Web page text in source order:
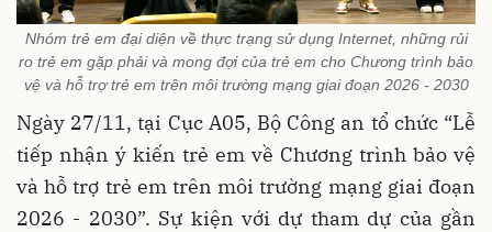
Nhóm trẻ em đại diện về thực trạng sử dụng Internet, những rủi
ro trẻ em gặp phải và mong đợi của trẻ em cho Chương trình bảo
vệ và hỗ trợ trẻ em trên môi trường mạng giai đoạn 2026 - 2030
Ngày 27/11, tại Cục A05, Bộ Công an tổ chức “Lễ
tiếp nhận ý kiến trẻ em về Chương trình bảo vệ
và hỗ trợ trẻ em trên môi trường mạng giai đoạn
2026 - 2030”. Sự kiện với dự tham dự của gần